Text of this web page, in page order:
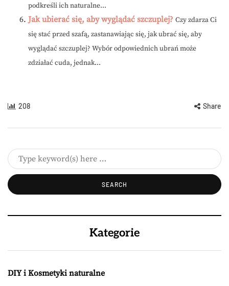
podkreśli ich naturalne...
Jak ubierać się, aby wyglądać szczuplej? Czy zdarza Ci
się stać przed szafą, zastanawiając się, jak ubrać się, aby
wyglądać szczuplej? Wybór odpowiednich ubrań może
zdziałać cuda, jednak...
208 Share
Kategorie
DIY i Kosmetyki naturalne